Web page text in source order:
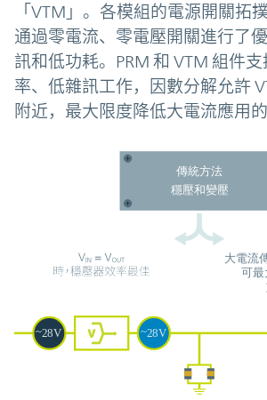
「VTM」。各模組的電源開關拓
通過零電流、零電壓開關進行了
訊和低功耗。PRM 和 VTM 組件
率、低雜訊工作，因數分解允許
附近，最大限度降低大電流應用